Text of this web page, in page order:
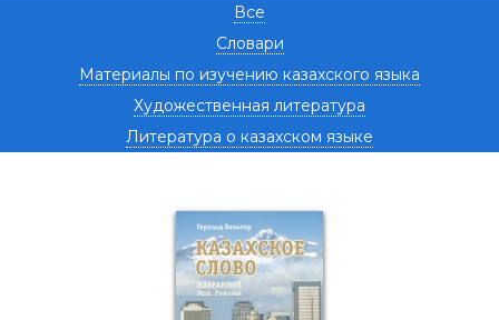
Все
Словари
Материалы по изучению казахского языка
Художественная литература
Литература о казахском языке